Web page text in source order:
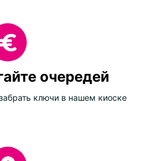
очередей
ключи в нашем киоске